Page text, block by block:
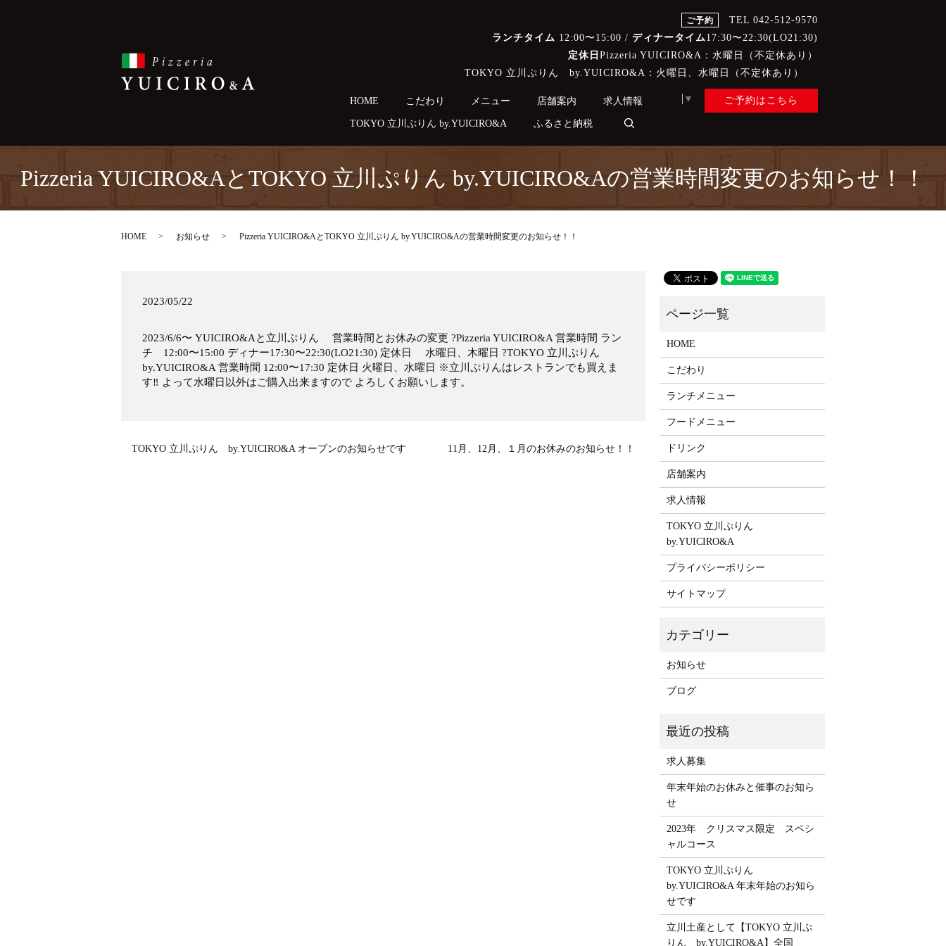
ご予約
TEL 042-512-9570
ランチタイム 12:00〜15:00 / ディナータイム17:30〜22:30(LO21:30)
定休日 Pizzeria YUICIRO&A：水曜日（不定休あり）
TOKYO 立川ぷりん by.YUICIRO&A：火曜日、水曜日（不定休あり）
Select Language ▼ ご予約はこちら
HOME こだわり メニュー 店舗案内 求人情報
TOKYO 立川ぷりん by.YUICIRO&A ふるさと納税
Pizzeria YUICIRO&AとTOKYO 立川ぷりん by.YUICIRO&Aの営業時間変更のお知らせ！！
HOME お知らせ Pizzeria YUICIRO&AとTOKYO 立川ぷりん by.YUICIRO&Aの営業時間変更のお知らせ！！
2023/05/22
2023/6/6〜 YUICIRO&Aと立川ぷりん 営業時間とお休みの変更 ?Pizzeria YUICIRO&A 営業時間 ラン
チ 12:00〜15:00 ディナー17:30〜22:30(LO21:30) 定休日 水曜日、木曜日 ?TOKYO 立川ぷりん
by.YUICIRO&A 営業時間 12:00〜17:30 定休日 火曜日、水曜日 ※立川ぷりんはレストランでも買えま
す‼️ よって水曜日以外はご購入出来ますので よろしくお願いします。
TOKYO 立川ぷりん by.YUICIRO&A オープンのお知らせです 11月、12月、１月のお休みのお知らせ！！
HOME
こだわり
ランチメニュー
フードメニュー
ドリンク
店舗案内
求人情報
TOKYO 立川ぷりん
by.YUICIRO&A
プライバシーポリシー
サイトマップ
お知らせ
ブログ
求人募集
年末年始のお休みと催事のお知ら
せ
2023年 クリスマス限定 スペシ
ャルコース
TOKYO 立川ぷりん
by.YUICIRO&A 年末年始のお知ら
せです
立川土産として【TOKYO 立川ぷ
りん by.YUICIRO&A】全国